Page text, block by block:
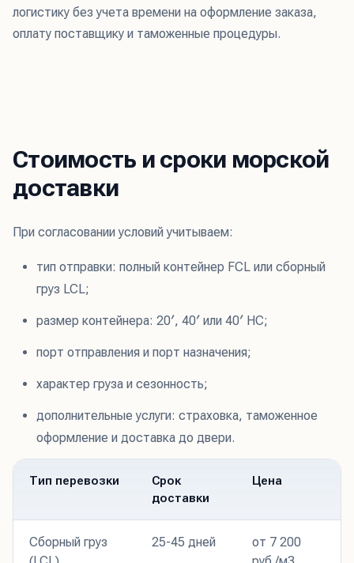
логистику без учета времени на оформление заказа,
оплату поставщику и таможенные процедуры.
Стоимость и сроки морской
доставки
При согласовании условий учитываем:
тип отправки: полный контейнер FCL или сборный
груз LCL;
размер контейнера: 20′, 40′ или 40′ HC;
порт отправления и порт назначения;
характер груза и сезонность;
дополнительные услуги: страховка, таможенное
оформление и доставка до двери.
Тип перевозки
Срок
доставки
Цена
Сборный груз
25-45 дней
от 7 200